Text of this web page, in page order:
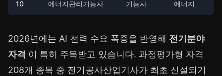
10 에너지관리기능사 기능사 에너지
2026년에는 AI 전력 수요 폭증을 반영해 전기분야
자격 이 특히 주목받고 있습니다. 과정평가형 자격
208개 종목 중 전기공사산업기사가 최초 신설되기